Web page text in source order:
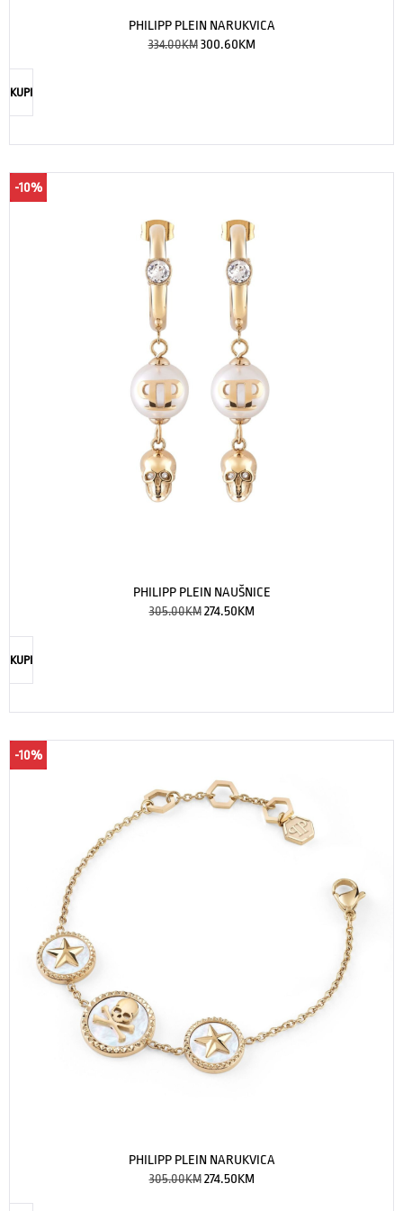
PHILIPP PLEIN NARUKVICA
334.00KM 300.60KM
KUPI
-10%
PHILIPP PLEIN NAUŠNICE
305.00KM 274.50KM
KUPI
-10%
PHILIPP PLEIN NARUKVICA
305.00KM 274.50KM